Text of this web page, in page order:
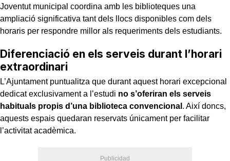
Joventut municipal coordina amb les biblioteques una
ampliació significativa tant dels llocs disponibles com dels
horaris per respondre millor als requeriments dels estudiants.
Diferenciació en els serveis durant l’horari
extraordinari
L’Ajuntament puntualitza que durant aquest horari excepcional
dedicat exclusivament a l’estudi no s’oferiran els serveis
habituals propis d’una biblioteca convencional . Així doncs,
aquests espais quedaran reservats únicament per facilitar
l’activitat acadèmica.